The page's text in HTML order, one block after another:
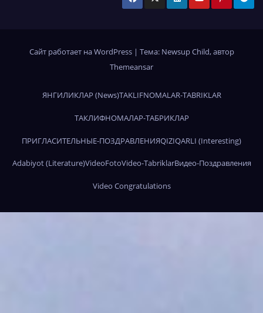
Сайт работает на WordPress | Тема: Newsup Child, автор
Themeansar
ЯНГИЛИКЛАР (News)TAKLIFNOMALAR-TABRIKLAR
ТАКЛИФНОМАЛАР-ТАБРИКЛАР
ПРИГЛАСИТЕЛЬНЫЕ-ПОЗДРАВЛЕНИЯQIZIQARLI (Interesting)
Adabiyot (Literature)VideoFotoVideo-TabriklarВидео-Поздравления
Video Congratulations